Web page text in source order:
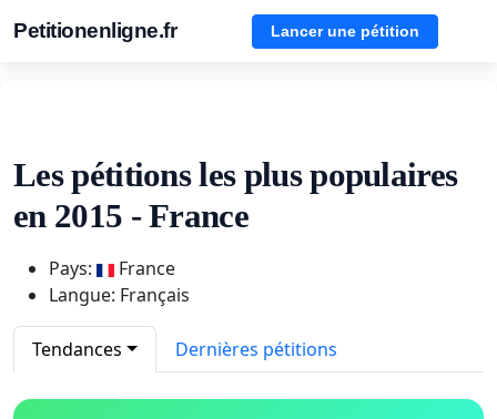
Petitionenligne.fr Lancer une pétition
Les pétitions les plus populaires
en 2015 - France
Pays:
France
Langue: Français
Tendances Dernières pétitions